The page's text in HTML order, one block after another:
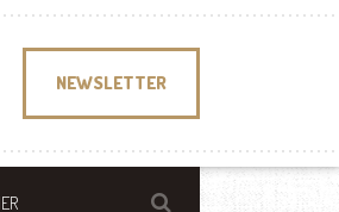
NEWSLETTER